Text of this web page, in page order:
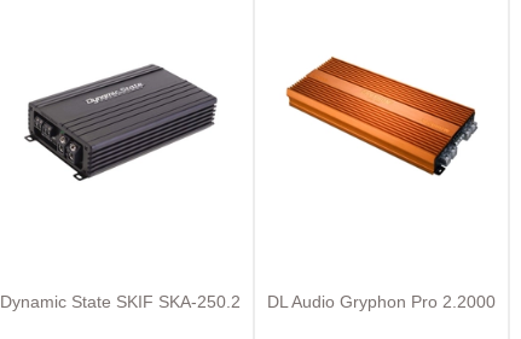
Dynamic State SKIF SKA-250.2 DL Audio Gryphon Pro 2.2000